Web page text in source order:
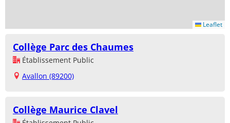
Leaflet
Collège Parc des Chaumes
Établissement Public
Avallon (89200)
Collège Maurice Clavel